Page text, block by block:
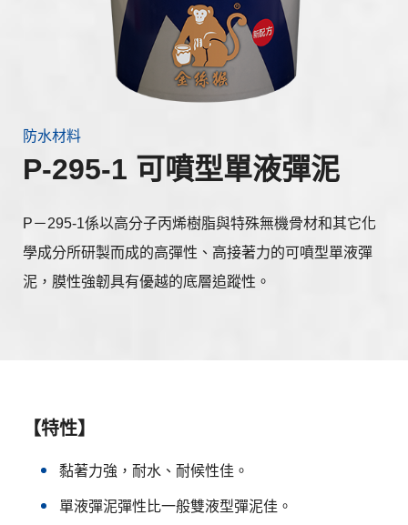
防水材料
P-295-1 可噴型單液彈泥
P－295-1係以高分子丙烯樹脂與特殊無機骨材和其它化
學成分所研製而成的高彈性、高接著力的可噴型單液彈
泥，膜性強韌具有優越的底層追蹤性。
【特性】
黏著力強，耐水、耐候性佳。
單液彈泥彈性比一般雙液型彈泥佳。